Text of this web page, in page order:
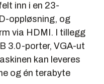
inn i en 23-
oppløsning, og
via HDMI. I tillegg
3.0-porter, VGA-ut
kan leveres
og én terabyte